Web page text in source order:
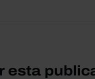
esta